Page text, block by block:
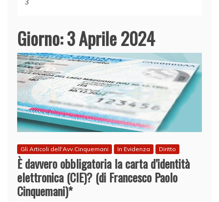
Giorno:3 Aprile 2024
Gli Articoli dell'Avv.Cinquemani In Evidenza Diritto
È davvero obbligatoria la carta d’identità
elettronica (CIE)? (di Francesco Paolo
Cinquemani)*